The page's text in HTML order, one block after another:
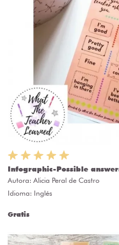
Infographic-Possible
Autora: Alicia Peral de Castro
Idioma: Inglés
Gratis